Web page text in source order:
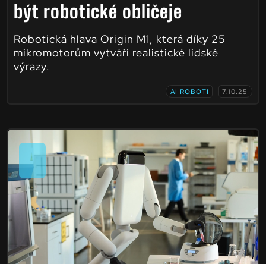
být robotické obličeje
Robotická hlava Origin M1, která díky 25
mikromotorům vytváří realistické lidské
výrazy.
AI ROBOTI 7.10.25